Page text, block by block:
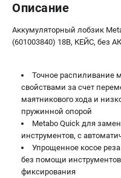
Описание
Аккумуляторный лобзик
(601003840) 18В, КЕЙС, без
Точное распиливание
свойствами за счет
маятникового хода и
пружинной опорой
Metabo Quick для
инструментов, с
Упрощенное косое
без помощи
фиксирования